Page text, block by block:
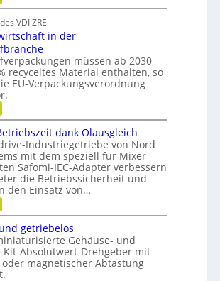
l
b
e
s
c
h
a
f
f
u
g
e
r
k
e
n
n
e
n
e
e
s
H
y
b
r
i
d
-
K
g
e
l
l
a
g
e
S
h
n
e
l
l
g
e
n
a
u
o
s
i
t
i
o
n
e
r
e
n
VDI ZRE
in der
müssen ab 2030
recyceltes Material enthalten, so
EU-Verpackungsverordnung
K
r
e
i
s
l
a
u
f
w
i
r
t
s
h
a
dank Ölausgleich
Industriegetriebe von Nord
mit dem speziell für Mixer
Safomi-IEC-Adapter verbessern
die Betriebssicherheit und
den Einsatz von…
L
n
g
r
e
getriebelos
Gehäuse- und
Kit-Absolutwert-Drehgeber mit
magnetischer Abtastung